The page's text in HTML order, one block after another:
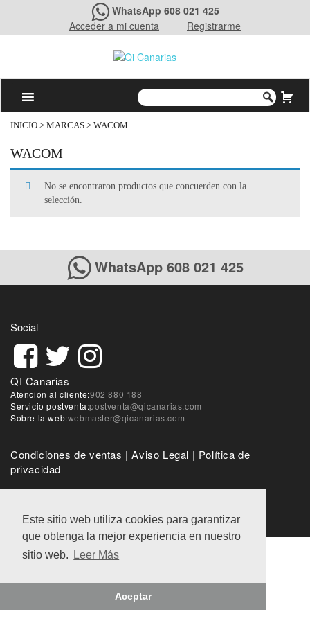
Este sitio web utiliza cookies para garantizar
que obtenga la mejor experiencia en nuestro
sitio web.
Leer Más
Aceptar
WhatsApp 608 021 425
Acceder a mi cuenta
Registrarme
INICIO > MARCAS > WACOM
WACOM
No se encontraron productos que concuerden con la
selección.
WhatsApp 608 021 425
Social
QI Canarias
Atención al cliente:902 880 188
Servicio postventa:postventa@qicanarias.com
Sobre la web:webmaster@qicanarias.com
Condiciones de ventas |Aviso Legal | Política de
privacidad